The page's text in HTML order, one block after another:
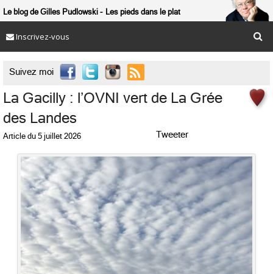
Le blog de Gilles Pudlowski Les pieds dans le plat
Inscrivez-vous
Suivez moi 
La Gacilly : l’OVNI vert de La Grée
des Landes
Article du 5 juillet 2026 Tweeter